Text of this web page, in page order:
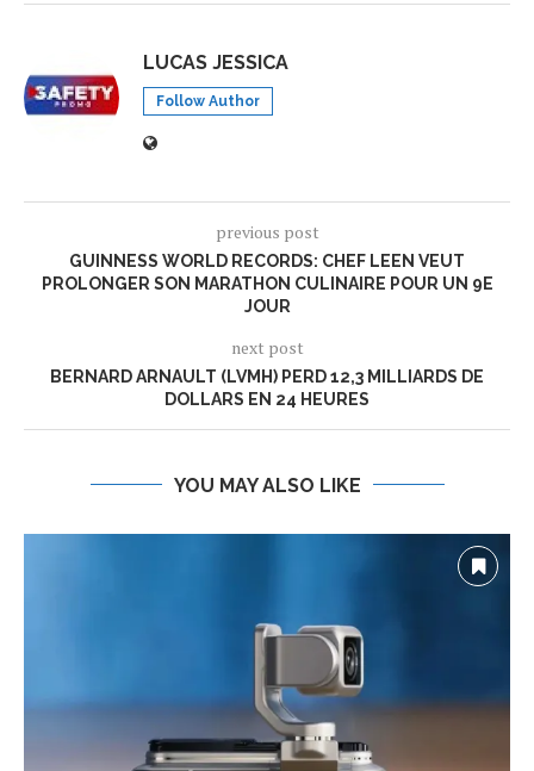
LUCAS JESSICA
Follow Author
previous post
GUINNESS WORLD RECORDS: CHEF LEEN VEUT
PROLONGER SON MARATHON CULINAIRE POUR UN 9E
JOUR
next post
BERNARD ARNAULT (LVMH) PERD 12,3 MILLIARDS DE
DOLLARS EN 24 HEURES
YOU MAY ALSO LIKE